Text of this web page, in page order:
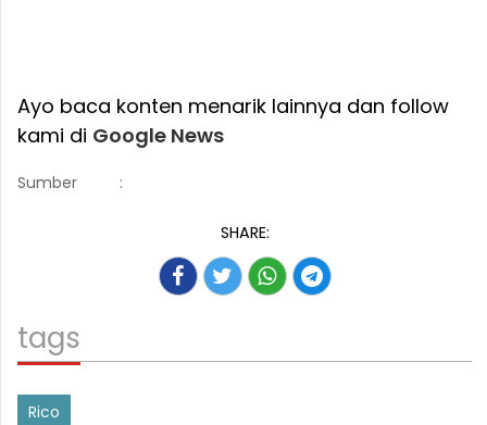
Ayo baca konten menarik lainnya dan follow
kami di Google News
Sumber :
SHARE:
tags
Rico